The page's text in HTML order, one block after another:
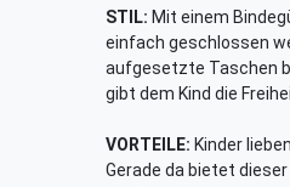
STIL: Mit einem
einfach geschlossen
aufgesetzte Taschen
gibt dem Kind die
VORTEILE: Kinder
Gerade da bietet